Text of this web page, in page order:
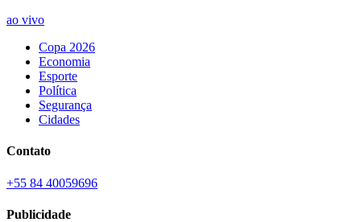
ao vivo
Copa 2026
Economia
Esporte
Política
Segurança
Cidades
Contato
+55 84 40059696
Publicidade